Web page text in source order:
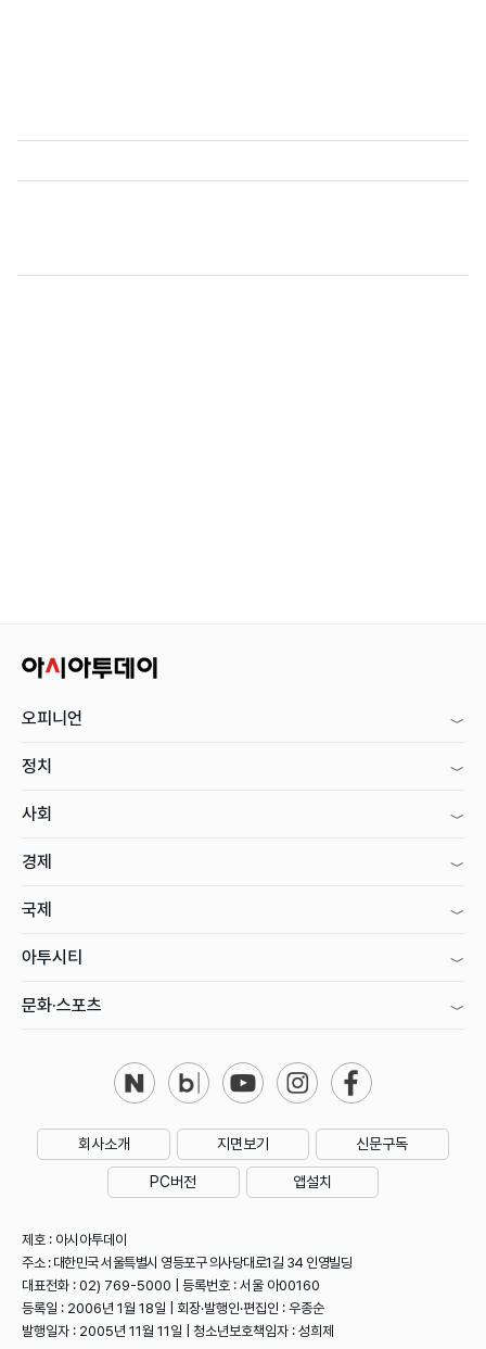
오피니언
정치
사회
경제
국제
아투시티
문화·스포츠
회사소개 지면보기 신문구독
PC버전 앱설치
제호 : 아시아투데이
주소 : 대한민국 서울특별시 영등포구 의사당대로1길 34 인영빌딩
대표전화 : 02) 769-5000 | 등록번호 : 서울 아00160
등록일 : 2006년 1월 18일 | 회장·발행인·편집인 : 우종순
발행일자 : 2005년 11월 11일 | 청소년보호책임자 : 성희제